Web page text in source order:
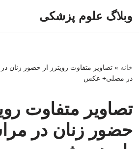
وبلاگ علوم پزشکی
خانه » تصاویر متفاوت رویترز از حضور زنان
در مصلی+ عکس
تصاویر متفاوت
حضور زنان در